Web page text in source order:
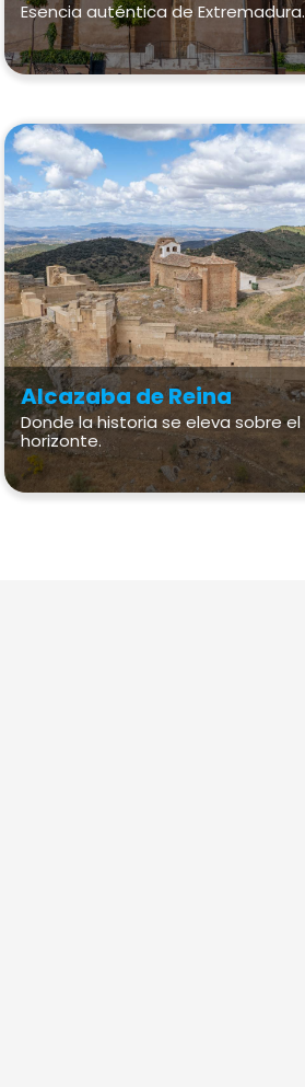
Esencia auténtica de Extremadura.
Alcazaba de Reina
Donde la historia se eleva sobre el
horizonte.